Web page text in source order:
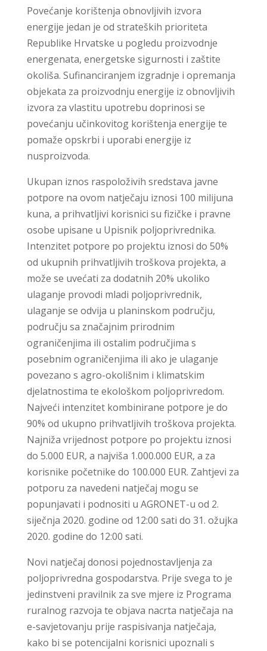
Povećanje korištenja obnovljivih izvora
energije jedan je od strateških prioriteta
Republike Hrvatske u pogledu proizvodnje
energenata, energetske sigurnosti i zaštite
okoliša. Sufinanciranjem izgradnje i opremanja
objekata za proizvodnju energije iz obnovljivih
izvora za vlastitu upotrebu doprinosi se
povećanju učinkovitog korištenja energije te
pomaže opskrbi i uporabi energije iz
nusproizvoda.
Ukupan iznos raspoloživih sredstava javne
potpore na ovom natječaju iznosi 100 milijuna
kuna, a prihvatljivi korisnici su fizičke i pravne
osobe upisane u Upisnik poljoprivrednika.
Intenzitet potpore po projektu iznosi do 50%
od ukupnih prihvatljivih troškova projekta, a
može se uvećati za dodatnih 20% ukoliko
ulaganje provodi mladi poljoprivrednik,
ulaganje se odvija u planinskom području,
području sa značajnim prirodnim
ograničenjima ili ostalim područjima s
posebnim ograničenjima ili ako je ulaganje
povezano s agro-okolišnim i klimatskim
djelatnostima te ekološkom poljoprivredom.
Najveći intenzitet kombinirane potpore je do
90% od ukupno prihvatljivih troškova projekta.
Najniža vrijednost potpore po projektu iznosi
do 5.000 EUR, a najviša 1.000.000 EUR, a za
korisnike početnike do 100.000 EUR. Zahtjevi za
potporu za navedeni natječaj mogu se
popunjavati i podnositi u AGRONET-u od 2.
siječnja 2020. godine od 12:00 sati do 31. ožujka
2020. godine do 12:00 sati.
Novi natječaj donosi pojednostavljenja za
poljoprivredna gospodarstva. Prije svega to je
jedinstveni pravilnik za sve mjere iz Programa
ruralnog razvoja te objava nacrta natječaja na
e-savjetovanju prije raspisivanja natječaja,
kako bi se potencijalni korisnici upoznali s